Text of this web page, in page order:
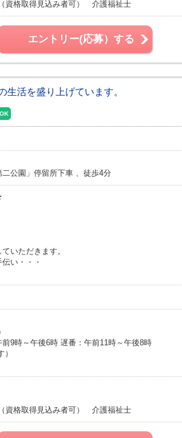
資格取得見込み者可） 介護福祉士
エントリー(応募）する
生活を盛り上げています。
公園」停留所下車 、徒歩4分
いただきます。
い・・・
9時～午後6時 遅番：午前11時～午後8時
資格取得見込み者可） 介護福祉士